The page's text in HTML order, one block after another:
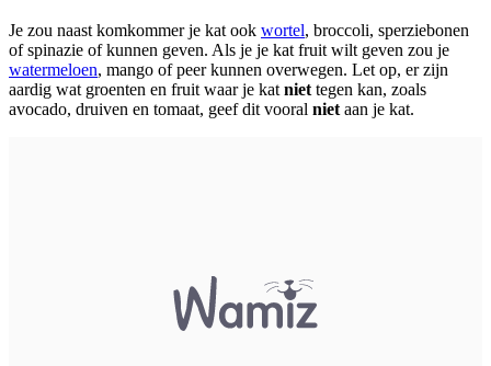
Je zou naast komkommer je kat ook wortel, broccoli, sperziebonen
of spinazie of kunnen geven. Als je je kat fruit wilt geven zou je
watermeloen, mango of peer kunnen overwegen. Let op, er zijn
aardig wat groenten en fruit waar je kat niet tegen kan, zoals
avocado, druiven en tomaat, geef dit vooral niet aan je kat.